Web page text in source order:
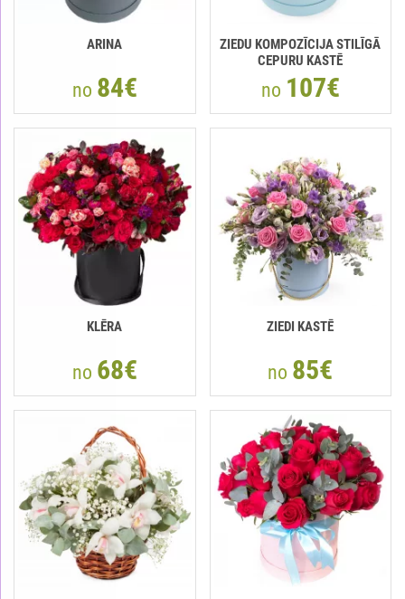
ARINA
no 84€
ZIEDU KOMPOZĪCIJA STILĪGĀ
CEPURU KASTĒ
no 107€
KLĒRA
no 68€
ZIEDI KASTĒ
no 85€